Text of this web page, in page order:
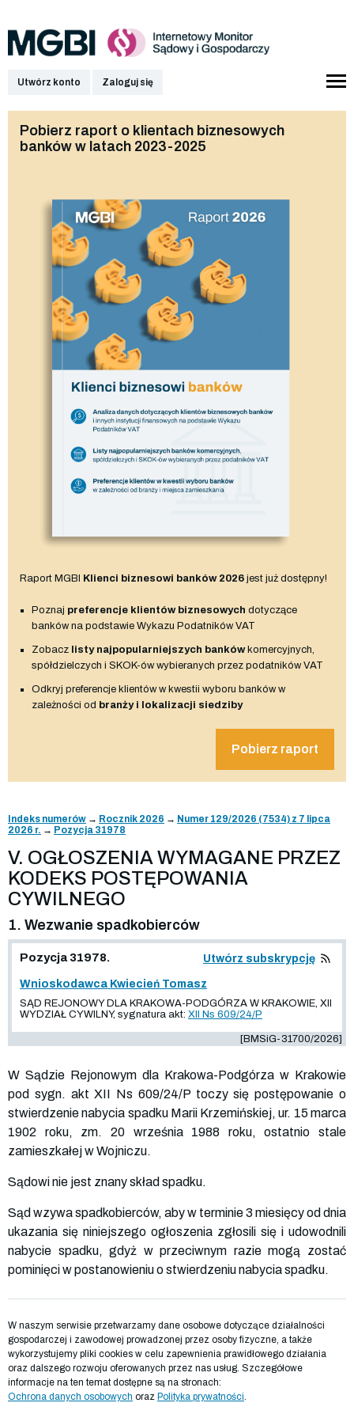
Utwórz konto Zaloguj się
Pobierz raport o klientach biznesowych
banków w latach 2023-2025
Raport MGBI Klienci biznesowi banków 2026 jest już dostępny!
Poznaj preferencje klientów biznesowych dotyczące
banków na podstawie Wykazu Podatników VAT
Zobacz listy najpopularniejszych bankówkomercyjnych,
spółdzielczych i SKOK-ów wybieranych przez podatników VAT
Odkryj preferencje klientów w kwestii wyboru banków w
zależności od branży i lokalizacji siedziby
Pobierz raport
Indeks numerów → Rocznik 2026 → Numer 129/2026 (7534) z 7 lipca
2026 r. → Pozycja 31978
V. OGŁOSZENIA WYMAGANE PRZEZ
KODEKS POSTĘPOWANIA
CYWILNEGO
1. Wezwanie spadkobierców
Pozycja 31978. Utwórz subskrypcję
Wnioskodawca Kwiecień Tomasz
SĄD REJONOWY DLA KRAKOWA-PODGÓRZA W KRAKOWIE, XII
WYDZIAŁ CYWILNY, sygnatura akt: XII Ns 609/24/P
[BMSiG-31700/2026]
W Sądzie Rejonowym dla Krakowa-Podgórza w Krakowie
pod sygn. akt XII Ns 609/24/P toczy się postępowanie o
stwierdzenie nabycia spadku Marii Krzemińskiej, ur. 15 marca
1902 roku, zm. 20 września 1988 roku, ostatnio stale
zamieszkałej w Wojniczu.
Sądowi nie jest znany skład spadku.
Sąd wzywa spadkobierców, aby w terminie 3 miesięcy od dnia
ukazania się niniejszego ogłoszenia zgłosili się i udowodnili
nabycie spadku, gdyż w przeciwnym razie mogą zostać
pominięci w postanowieniu o stwierdzeniu nabycia spadku.
W naszym serwisie przetwarzamy dane osobowe dotyczące działalności
gospodarczej i zawodowej prowadzonej przez osoby fizyczne, a także
wykorzystujemy pliki cookies w celu zapewnienia prawidłowego działania
oraz dalszego rozwoju oferowanych przez nas usług. Szczegółowe
informacje na ten temat dostępne są na stronach:
Ochrona danych osobowych oraz Polityka prywatności